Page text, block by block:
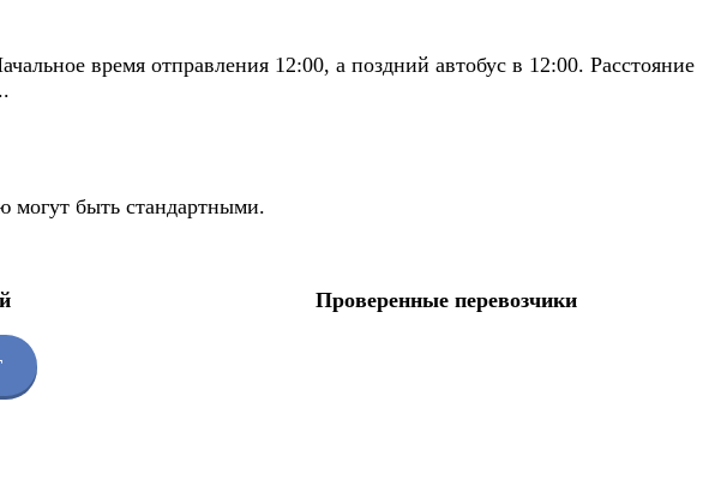
время отправления 12:00, а поздний автобус в 12:00. Расстояние
могут быть стандартными.
Проверенные перевозчики